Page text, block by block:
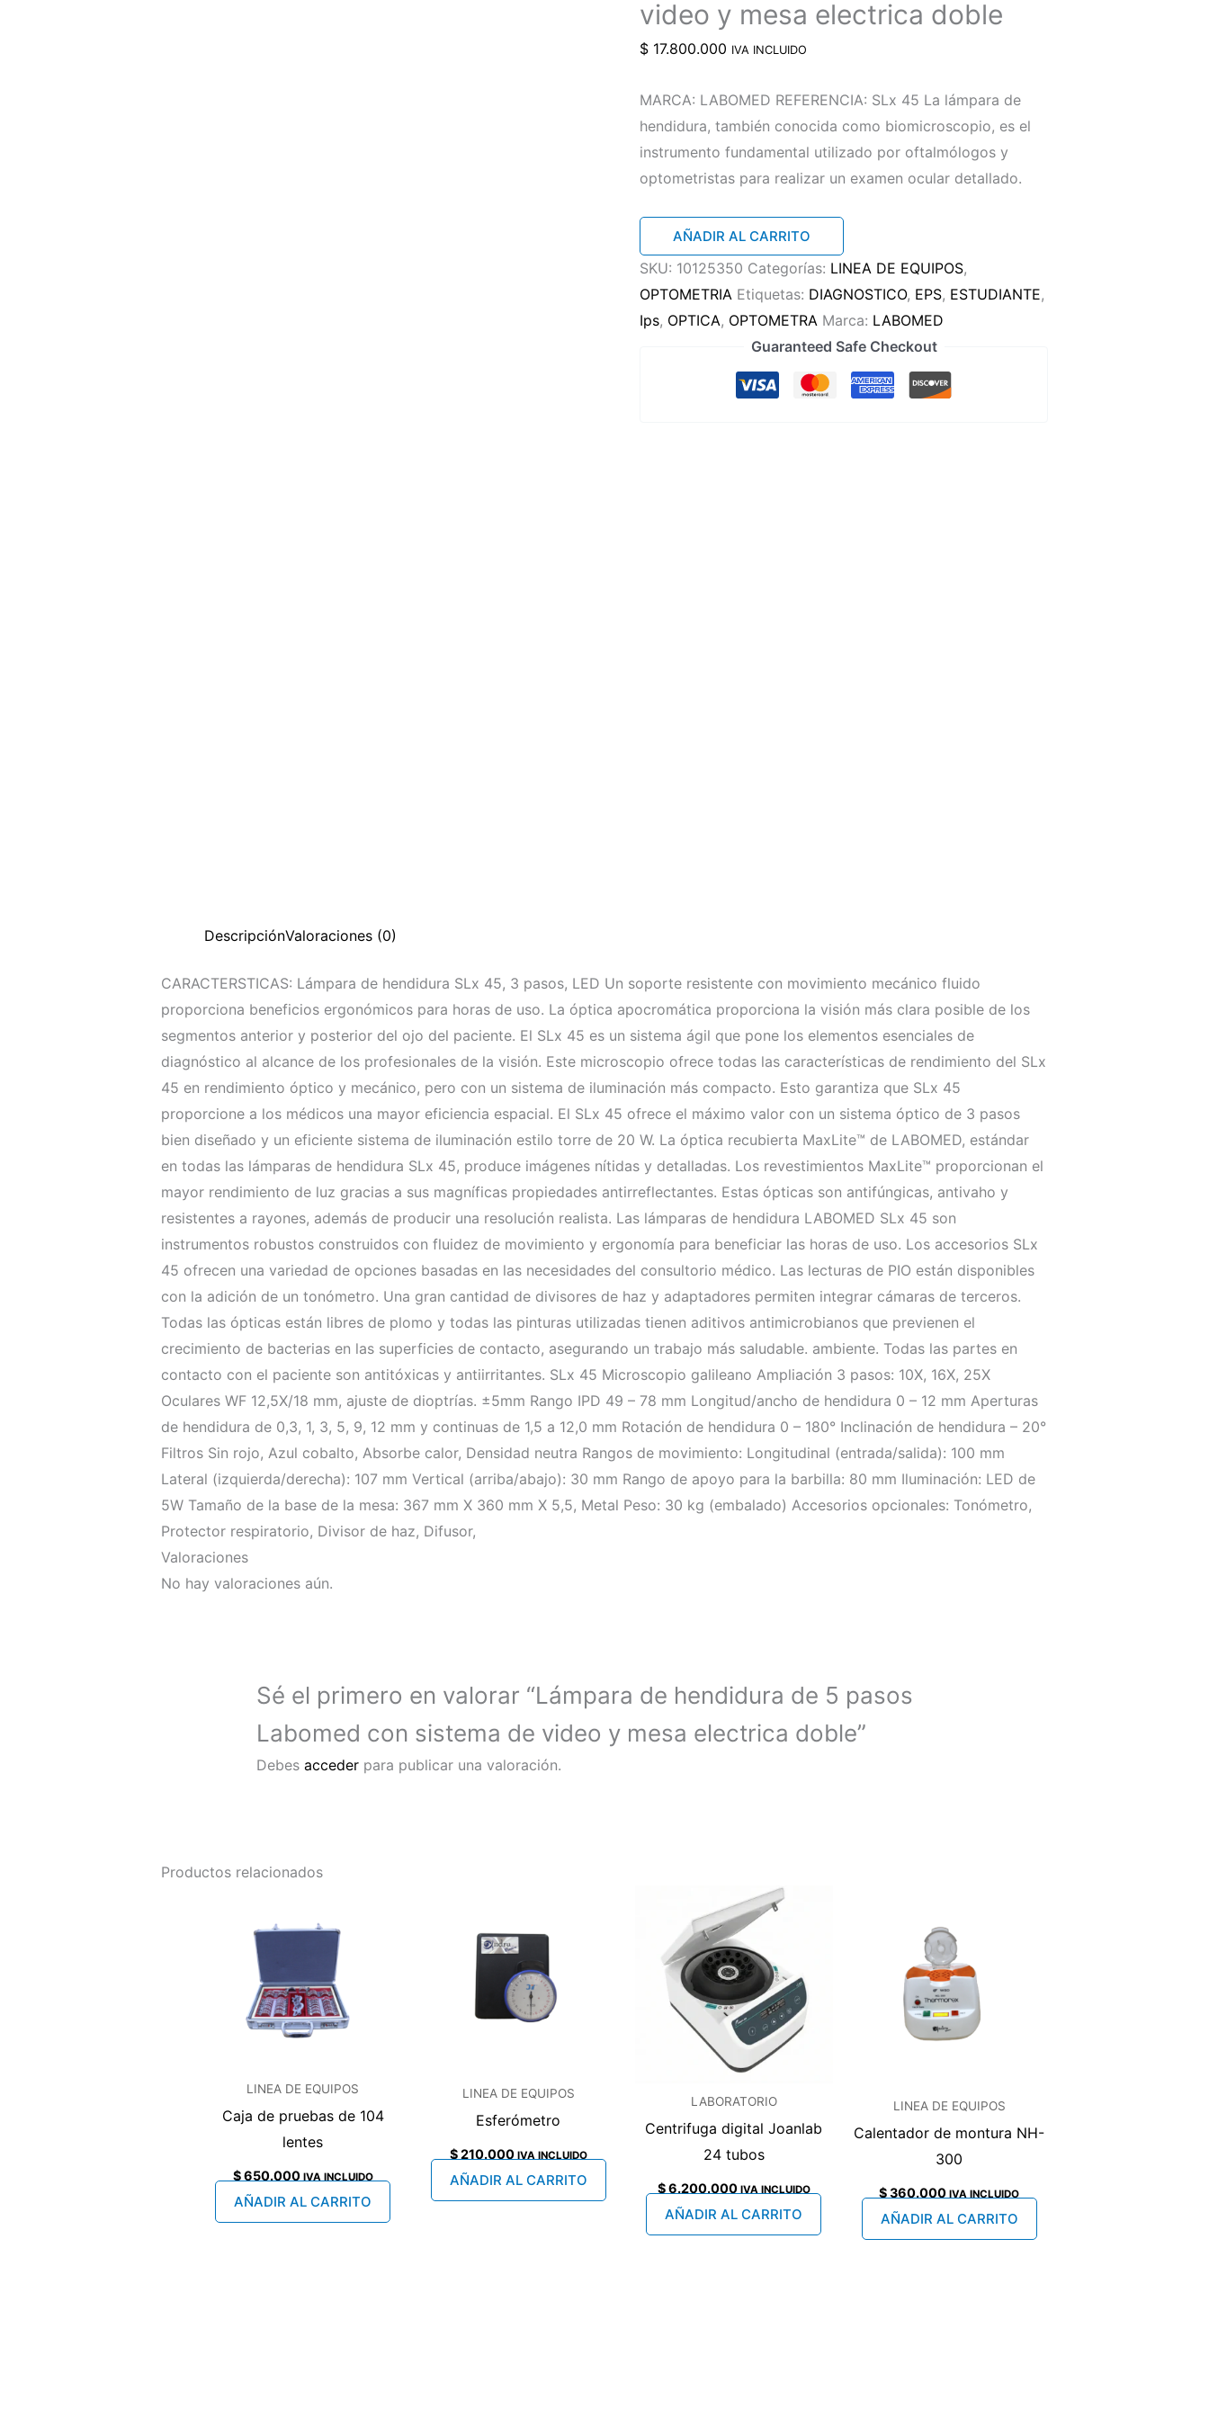
video y mesa electrica doble
$ 17.800.000 IVA INCLUIDO
MARCA: LABOMED REFERENCIA: SLx 45 La lámpara de
hendidura, también conocida como biomicroscopio, es el
instrumento fundamental utilizado por oftalmólogos y
optometristas para realizar un examen ocular detallado.
Lámpara
de
5
AÑADIR AL CARRITO
SKU: 10125350 Categorías: LINEA DE EQUIPOS,
OPTOMETRIA Etiquetas: DIAGNOSTICO, EPS, ESTUDIANTE,
Ips, OPTICA, OPTOMETRA Marca: LABOMED
Guaranteed Safe Checkout
DescripciónValoraciones (0)
CARACTERSTICAS: Lámpara de hendidura SLx 45, 3 pasos, LED Un soporte resistente con movimiento mecánico fluido
proporciona beneficios ergonómicos para horas de uso. La óptica apocromática proporciona la visión más clara posible de los
segmentos anterior y posterior del ojo del paciente. El SLx 45 es un sistema ágil que pone los elementos esenciales de
diagnóstico al alcance de los profesionales de la visión. Este microscopio ofrece todas las características de rendimiento del SLx
45 en rendimiento óptico y mecánico, pero con un sistema de iluminación más compacto. Esto garantiza que SLx 45
proporcione a los médicos una mayor eficiencia espacial. El SLx 45 ofrece el máximo valor con un sistema óptico de 3 pasos
bien diseñado y un eficiente sistema de iluminación estilo torre de 20 W. La óptica recubierta MaxLite™ de LABOMED, ​​estándar
en todas las lámparas de hendidura SLx 45, produce imágenes nítidas y detalladas. Los revestimientos MaxLite™ proporcionan el
mayor rendimiento de luz gracias a sus magníficas propiedades antirreflectantes. Estas ópticas son antifúngicas, antivaho y
resistentes a rayones, además de producir una resolución realista. Las lámparas de hendidura LABOMED SLx 45 son
instrumentos robustos construidos con fluidez de movimiento y ergonomía para beneficiar las horas de uso. Los accesorios SLx
45 ofrecen una variedad de opciones basadas en las necesidades del consultorio médico. Las lecturas de PIO están disponibles
con la adición de un tonómetro. Una gran cantidad de divisores de haz y adaptadores permiten integrar cámaras de terceros.
Todas las ópticas están libres de plomo y todas las pinturas utilizadas tienen aditivos antimicrobianos que previenen el
crecimiento de bacterias en las superficies de contacto, asegurando un trabajo más saludable. ambiente. Todas las partes en
contacto con el paciente son antitóxicas y antiirritantes. SLx 45 Microscopio galileano Ampliación 3 pasos: 10X, 16X, 25X
Oculares WF 12,5X/18 mm, ajuste de dioptrías. ±5mm Rango IPD 49 – 78 mm Longitud/ancho de hendidura 0 – 12 mm Aperturas
de hendidura de 0,3, 1, 3, 5, 9, 12 mm y continuas de 1,5 a 12,0 mm Rotación de hendidura 0 – 180° Inclinación de hendidura – 20°
Filtros Sin rojo, Azul cobalto, Absorbe calor, Densidad neutra Rangos de movimiento: Longitudinal (entrada/salida): 100 mm
Lateral (izquierda/derecha): 107 mm Vertical (arriba/abajo): 30 mm Rango de apoyo para la barbilla: 80 mm Iluminación: LED de
5W Tamaño de la base de la mesa: 367 mm X 360 mm X 5,5, Metal Peso: 30 kg (embalado) Accesorios opcionales: Tonómetro,
Protector respiratorio, Divisor de haz, Difusor,
Valoraciones
No hay valoraciones aún.
Sé el primero en valorar “Lámpara de hendidura de 5 pasos
Labomed con sistema de video y mesa electrica doble”
Debesacceder para publicar una valoración.
Productos relacionados
LINEA DE EQUIPOS
Caja de pruebas de 104
lentes
$650.000 IVA INCLUIDO
AÑADIR AL CARRITO
LINEA DE EQUIPOS
Esferómetro
$210.000 IVA INCLUIDO
AÑADIR AL CARRITO
LABORATORIO
Centrifuga digital Joanlab
24 tubos
$6.200.000 IVA INCLUIDO
AÑADIR AL CARRITO
LINEA DE EQUIPOS
Calentador de montura NH-
300
$360.000 IVA INCLUIDO
AÑADIR AL CARRITO